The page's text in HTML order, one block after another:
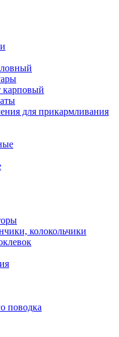
карповый
для прикармливания
колокольчики
поводка